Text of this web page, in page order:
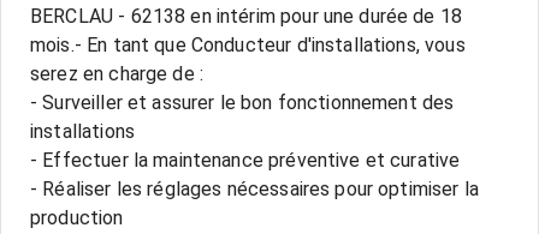
BERCLAU - 62138 en intérim pour une durée de 18
mois.- En tant que Conducteur d'installations, vous
serez en charge de :
- Surveiller et assurer le bon fonctionnement des
installations
- Effectuer la maintenance préventive et curative
- Réaliser les réglages nécessaires pour optimiser la
production